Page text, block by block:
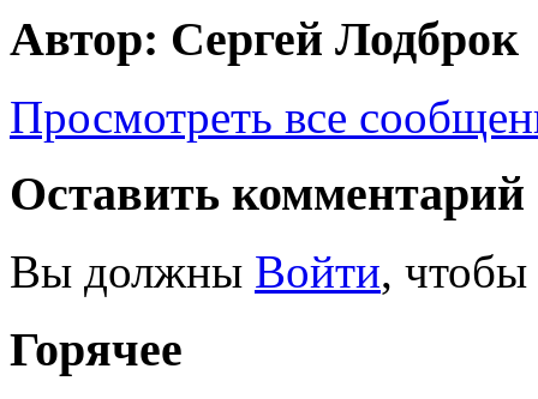
Автор: Сергей Лодброк
Просмотреть все
Оставить комментарий
Вы должны Войти, чтобы
Горячее